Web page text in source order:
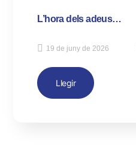
L’hora dels adeus…
19 de juny de 2026
Llegir